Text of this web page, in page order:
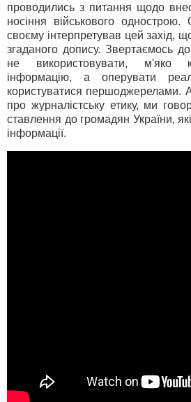
проводились з питання щодо
носіння військового
своєму інтерпретував цей захід,
згаданого допису. Звертаємось
не використовувати, м'яко
інформацію, а оперувати
користуватися першоджерелами.
про журналістську етику, ми
ставлення до громадян України,
інформації.